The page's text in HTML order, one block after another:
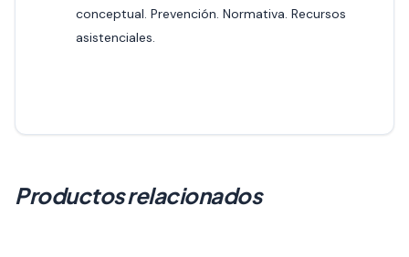
conceptual. Prevención. Normativa. Recursos
asistenciales.
Productos relacionados